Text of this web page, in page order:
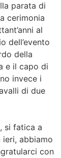
parata di
cerimonia
al
dell’evento
della
e il capo di
invece i
di due
si fatica a
ieri, abbiamo
con